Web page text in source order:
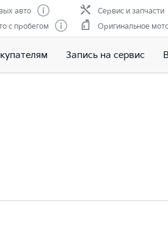
авто
с пробегом
Сервис и запчасти
Оригинальное
Запись на сервис